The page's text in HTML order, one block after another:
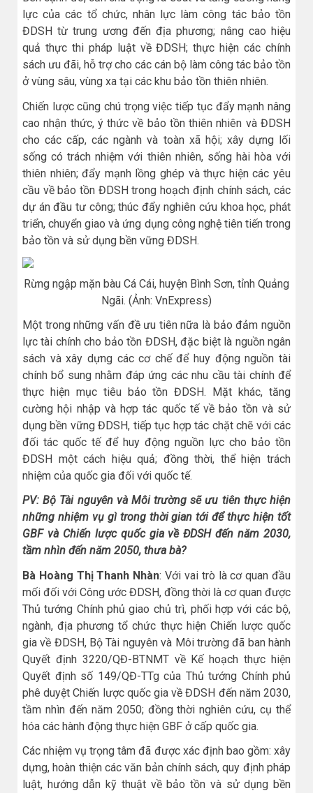
lực của các tổ chức, nhân lực làm công tác bảo tồn
ĐDSH từ trung ương đến địa phương; nâng cao hiệu
quả thực thi pháp luật về ĐDSH; thực hiện các chính
sách ưu đãi, hỗ trợ cho các cán bộ làm công tác bảo tồn
ở vùng sâu, vùng xa tại các khu bảo tồn thiên nhiên.
Chiến lược cũng chú trọng việc tiếp tục đẩy mạnh nâng
cao nhận thức, ý thức về bảo tồn thiên nhiên và ĐDSH
cho các cấp, các ngành và toàn xã hội; xây dựng lối
sống có trách nhiệm với thiên nhiên, sống hài hòa với
thiên nhiên; đẩy mạnh lồng ghép và thực hiện các yêu
cầu về bảo tồn ĐDSH trong hoạch định chính sách, các
dự án đầu tư công; thúc đẩy nghiên cứu khoa học, phát
triển, chuyển giao và ứng dụng công nghệ tiên tiến trong
bảo tồn và sử dụng bền vững ĐDSH.
Rừng ngập mặn bàu Cá Cái, huyện Bình Sơn, tỉnh Quảng
Ngãi. (Ảnh: VnExpress)
Một trong những vấn đề ưu tiên nữa là bảo đảm nguồn
lực tài chính cho bảo tồn ĐDSH, đặc biệt là nguồn ngân
sách và xây dựng các cơ chế để huy động nguồn tài
chính bổ sung nhằm đáp ứng các nhu cầu tài chính để
thực hiện mục tiêu bảo tồn ĐDSH. Mặt khác, tăng
cường hội nhập và hợp tác quốc tế về bảo tồn và sử
dụng bền vững ĐDSH, tiếp tục hợp tác chặt chẽ với các
đối tác quốc tế để huy động nguồn lực cho bảo tồn
ĐDSH một cách hiệu quả; đồng thời, thể hiện trách
nhiệm của quốc gia đối với quốc tế.
PV: Bộ Tài nguyên và Môi trường sẽ ưu tiên thực hiện
những nhiệm vụ gì trong thời gian tới để thực hiện tốt
GBF và Chiến lược quốc gia về ĐDSH đến năm 2030,
tầm nhìn đến năm 2050, thưa bà?
Bà Hoàng Thị Thanh Nhàn: Với vai trò là cơ quan đầu
mối đối với Công ước ĐDSH, đồng thời là cơ quan được
Thủ tướng Chính phủ giao chủ trì, phối hợp với các bộ,
ngành, địa phương tổ chức thực hiện Chiến lược quốc
gia về ĐDSH, Bộ Tài nguyên và Môi trường đã ban hành
Quyết định 3220/QĐ-BTNMT về Kế hoạch thực hiện
Quyết định số 149/QĐ-TTg của Thủ tướng Chính phủ
phê duyệt Chiến lược quốc gia về ĐDSH đến năm 2030,
tầm nhìn đến năm 2050; đồng thời nghiên cứu, cụ thể
hóa các hành động thực hiện GBF ở cấp quốc gia.
Các nhiệm vụ trọng tâm đã được xác định bao gồm: xây
dựng, hoàn thiện các văn bản chính sách, quy định pháp
luật, hướng dẫn kỹ thuật về bảo tồn và sử dụng bền